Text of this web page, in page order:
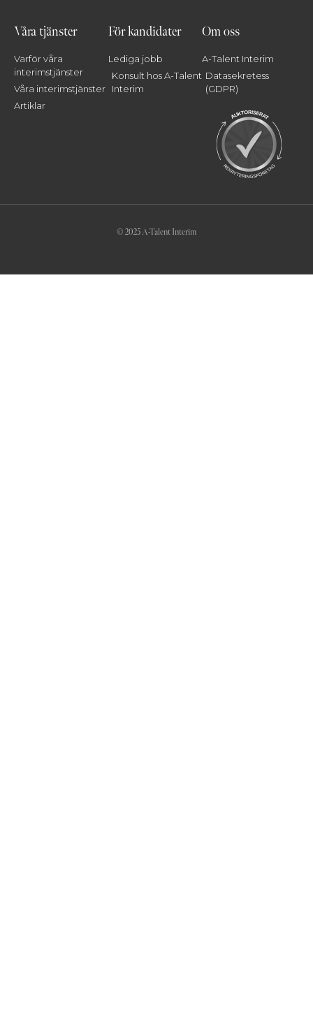
Våra tjänster
Varför våra
interimstjänster
Våra interimstjänster
Artiklar
För kandidater
Lediga jobb
Konsult hos A-Talent
Interim
Om oss
A-Talent Interim
Datasekretess
(GDPR)
© 2025 A-Talent Interim